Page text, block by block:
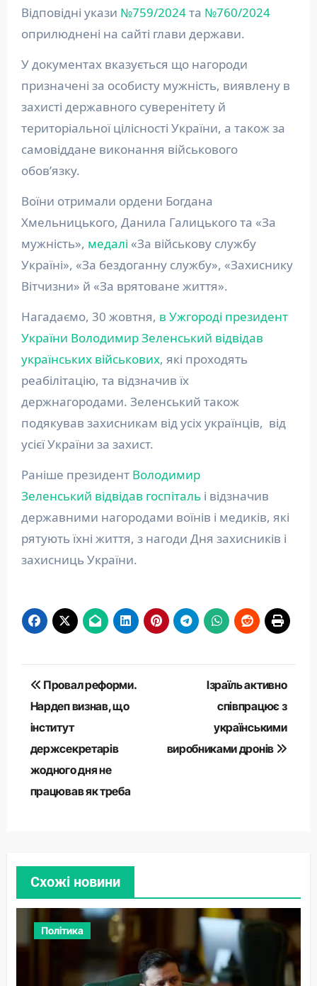
Відповідні укази №759/2024та №760/2024
оприлюднені на сайті глави держави.
У документах вказується що нагороди
призначені за особисту мужність, виявлену в
захисті державного суверенітету й
територіальної цілісності України, а також за
самовіддане виконання військового
обов’язку.
Воїни отримали ордени Богдана
Хмельницького, Данила Галицького та «За
мужність», медалі «За військову службу
Україні», «За бездоганну службу», «Захиснику
Вітчизни» й «За врятоване життя».
Нагадаємо, 30 жовтня, в Ужгороді президент
України Володимир Зеленський відвідав
українських військових, які проходять
реабілітацію, та відзначив їх
держнагородами. Зеленський також
подякував захисникам від усіх українців, від
усієї України за захист.
Раніше президент Володимир
Зеленський відвідав госпітальі відзначив
державними нагородами воїнів і медиків, які
рятують їхні життя, з нагоди Дня захисників і
захисниць України.
Навігація
записів
Провал реформи.
Нардеп визнав, що
інститут
держсекретарів
жодного дня не
працював як треба
Ізраїль активно
співпрацює з
українськими
виробниками дронів
Схожі новини
Політика